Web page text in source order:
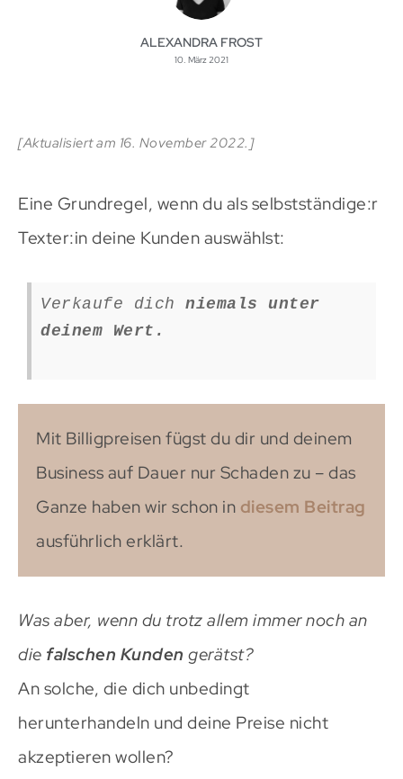
ALEXANDRA FROST
10. März 2021
[Aktualisiert am 16. November 2022.]
Eine Grundregel, wenn du als selbstständige:r
Texter:in deine Kunden auswählst:
Verkaufe dich niemals unter
deinem Wert.
Mit Billigpreisen fügst du dir und deinem
Business auf Dauer nur Schaden zu – das
Ganze haben wir schon in diesem Beitrag
ausführlich erklärt.
Was aber, wenn du trotz allem immer noch an
die falschen Kunden gerätst?
An solche, die dich unbedingt
herunterhandeln und deine Preise nicht
akzeptieren wollen?